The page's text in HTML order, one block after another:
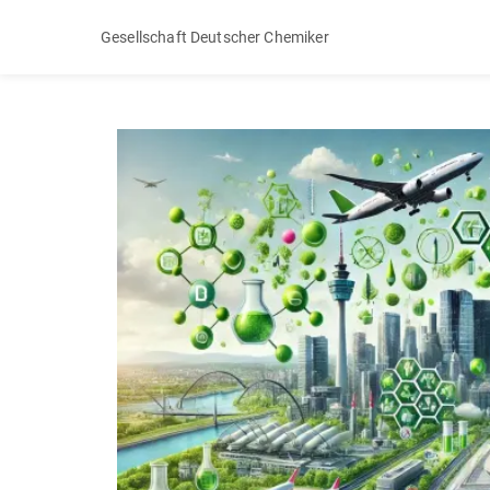
Gesellschaft Deutscher Chemiker